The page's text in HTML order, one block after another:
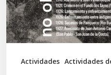
Actividades Actividades
arte
las
tensiones
documentales